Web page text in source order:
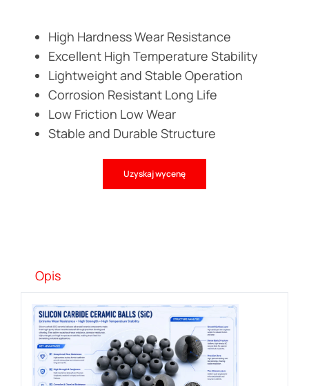
High Hardness Wear Resistance
Excellent High Temperature Stability
Lightweight and Stable Operation
Corrosion Resistant Long Life
Low Friction Low Wear
Stable and Durable Structure
Uzyskaj wycenę
Opis